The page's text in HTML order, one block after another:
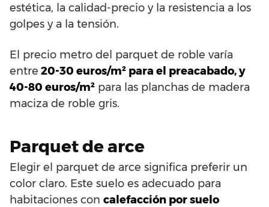
estética, la calidad-precio y la resistencia a los
golpes y a la tensión.
El precio metro del parquet de roble varía
entre 20-30 euros/m² para el preacabado, y
40-80 euros/m² para las planchas de madera
maciza de roble gris.
Parquet de arce
Elegir el parquet de arce significa preferir un
color claro. Este suelo es adecuado para
habitaciones con calefacción por suelo